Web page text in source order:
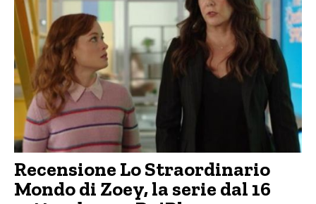
Recensione Lo Straordinario
Mondo di Zoey, la serie dal 16